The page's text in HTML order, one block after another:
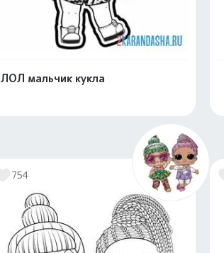
ЛОЛ мальчик кукла
Распечатать и скачать
754